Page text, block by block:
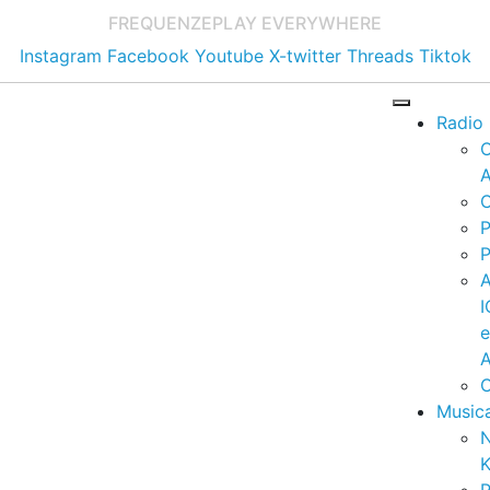
FREQUENZEPLAY EVERYWHERE
Instagram Facebook Youtube X-twitter Threads Tiktok
Radio
e